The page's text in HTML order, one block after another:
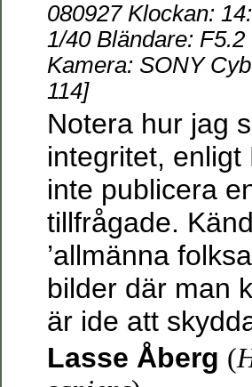
080927 Klockan:
1/40 Bländare: F5.2
Kamera: SONY
114]
Notera hur jag
integritet,
inte publicera
tillfrågade.
’allmänna
bilder där man
är ide att
Lasse Åberg (